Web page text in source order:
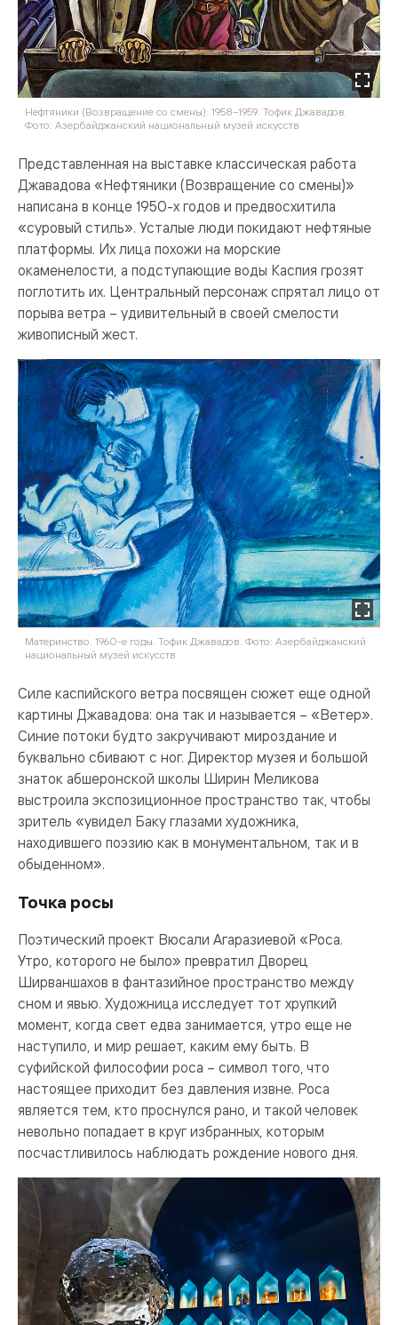
Нефтяники (Возвращение со смены). 1958–1959. Тофик Джавадов.
Фото: Азербайджанский национальный музей искусств
Представленная на выставке классическая работа
Джавадова «Нефтяники (Возвращение со смены)»
написана в конце 1950-х годов и предвосхитила
«суровый стиль». Усталые люди покидают нефтяные
платформы. Их лица похожи на морские
окаменелости, а подступающие воды Каспия грозят
поглотить их. Центральный персонаж спрятал лицо от
порыва ветра – удивительный в своей смелости
живописный жест.
Материнство. 1960-е годы. Тофик Джавадов. Фото: Азербайджанский
национальный музей искусств
Силе каспийского ветра посвящен сюжет еще одной
картины Джавадова: она так и называется – «Ветер».
Синие потоки будто закручивают мироздание и
буквально сбивают с ног. Директор музея и большой
знаток абшеронской школы Ширин Меликова
выстроила экспозиционное пространство так, чтобы
зритель «увидел Баку глазами художника,
находившего поэзию как в монументальном, так и в
обыденном».
Точка росы
Поэтический проект Вюсали Агаразиевой «Роса.
Утро, которого не было» превратил Дворец
Ширваншахов в фантазийное пространство между
сном и явью. Художница исследует тот хрупкий
момент, когда свет едва занимается, утро еще не
наступило, и мир решает, каким ему быть. В
суфийской философии роса – символ того, что
настоящее приходит без давления извне. Роса
является тем, кто проснулся рано, и такой человек
невольно попадает в круг избранных, которым
посчастливилось наблюдать рождение нового дня.